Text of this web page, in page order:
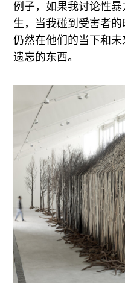
例子，如果我讨论性
生，当我碰到受害者
仍然在他们的当下和
遗忘的东西。